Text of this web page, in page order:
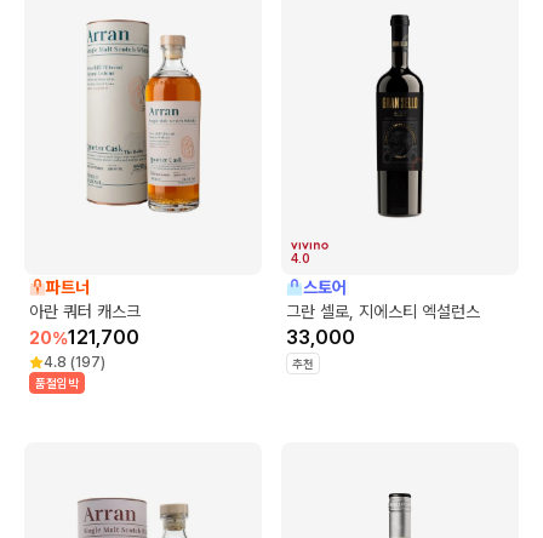
파트너
아란 쿼터 캐스크
20%121,700
4.8 (197)
품절임박
4.0
스토어
그란 셀로, 지에스티 엑설런스
33,000
추천